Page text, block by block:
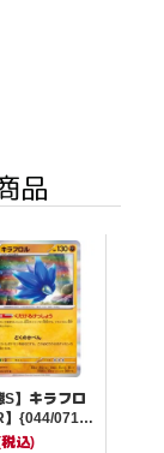
品
S】キラフロ
】{044/071}
込)